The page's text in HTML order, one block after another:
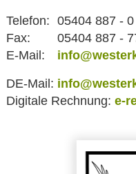
Telefon: 05404 887 - 0
Fax:
05404 887 -
E-Mail:
DE-Mail:
Digitale Rechnung: e-